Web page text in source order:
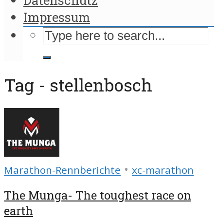
Impressum
Tag - stellenbosch
Marathon-Rennberichte • xc-marathon
The Munga- The toughest race on
earth